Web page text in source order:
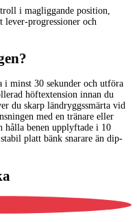
i magliggande position,
progressioner och
i minst 30 sekunder och utföra
höftextension innan du
du skarp ländryggssmärta vid
med en tränare eller
hålla benen upplyftade i 10
platt bänk snarare än dip-